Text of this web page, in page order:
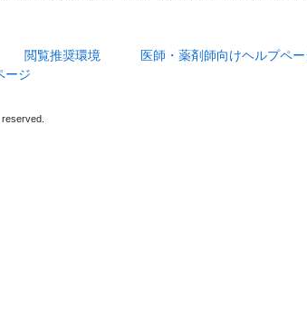
閲覧推奨環境
医師・薬剤師向けヘルプペー
ージ